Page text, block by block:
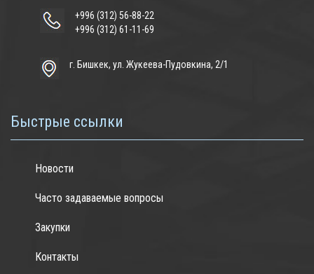
+996 (312) 56-88-22
+996 (312) 61-11-69
г. Бишкек, ул. Жукеева-Пудовкина, 2/1
Быстрые ссылки
Новости
Часто задаваемые вопросы
Закупки
Контакты